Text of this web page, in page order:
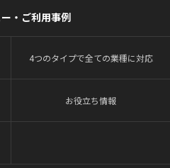
・ご利用事例
4つのタイプで全ての業種に対応
お役立ち情報